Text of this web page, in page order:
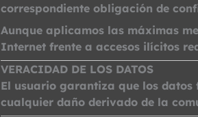
correspondiente obligación de
Aunque aplicamos las máximas
Internet frente a accesos ilícitos
VERACIDAD DE LOS DATOS
El usuario garantiza que los datos
cualquier daño derivado de la